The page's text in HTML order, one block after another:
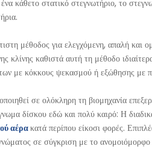
κάθετο στατικό στεγνωτήριο, το
μέθοδος για ελεγχόμενη, απαλή
κλίνης καθιστά αυτή τη μέθοδο
με κόκκους ψεκασμού ή εξώθησης με
σε ολόκληρη τη βιομηχανία
δίσκου εδώ και πολύ καιρό: Η
αέρακατά περίπου είκοσι φορές.
σε σύγκριση με το